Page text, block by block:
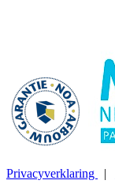
Privacyverklaring |